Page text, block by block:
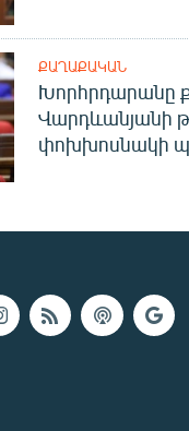
ՔԱՂԱՔԱԿԱՆ
Խորհրդարանը
Վարդևանյանի
փոխխոսնակի